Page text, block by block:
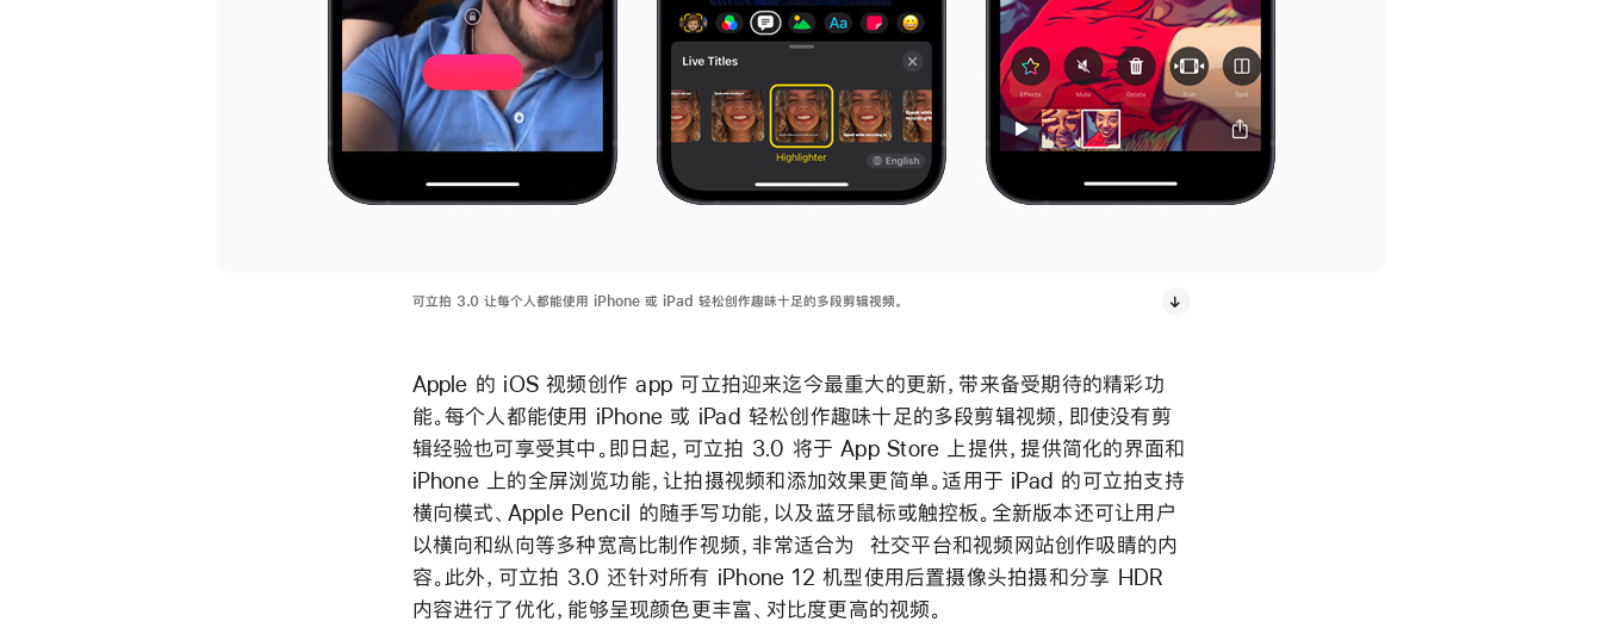
可立拍 3.0 让每个人都能使用 iPhone 或 iPad 轻松创作趣味十足的多段剪辑视频。
Apple 的 iOS 视频创作 app 可立拍迎来迄今最重大的更新，带来备受期待的精彩功
能。每个人都能使用 iPhone 或 iPad 轻松创作趣味十足的多段剪辑视频，即使没有剪
辑经验也可享受其中。即日起，可立拍 3.0 将于 App Store 上提供，提供简化的界面和
iPhone 上的全屏浏览功能，让拍摄视频和添加效果更简单。适用于 iPad 的可立拍支持
横向模式、Apple Pencil 的随手写功能，以及蓝牙鼠标或触控板。全新版本还可让用户
以横向和纵向等多种宽高比制作视频，非常适合为 社交平台和视频网站创作吸睛的内
容。此外，可立拍 3.0 还针对所有 iPhone 12 机型使用后置摄像头拍摄和分享 HDR
内容进行了优化，能够呈现颜色更丰富、对比度更高的视频。